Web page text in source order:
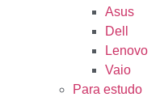
Asus
Dell
Lenovo
Vaio
Para estudo